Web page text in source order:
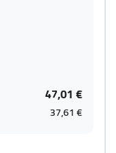
47,01 €
37,61 €